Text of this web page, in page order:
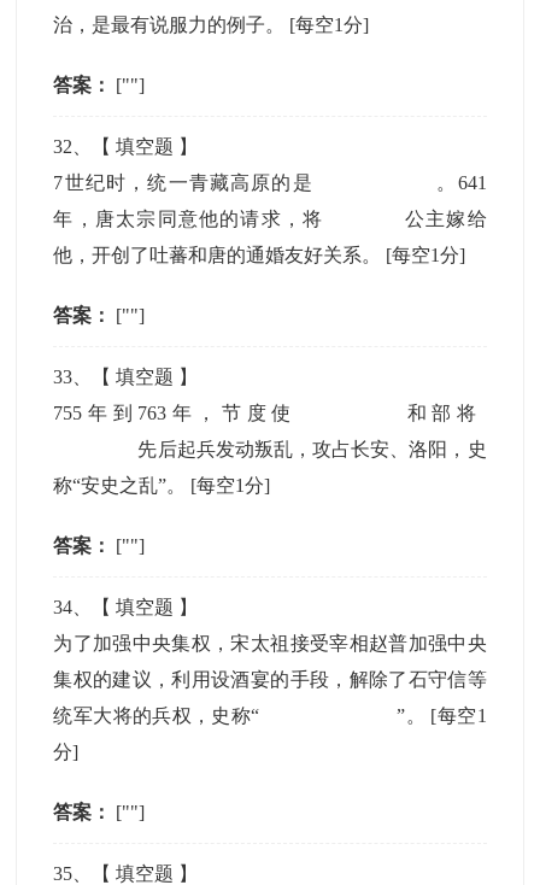
治，是最有说服力的例子。 [每空1分]
答案： [""]
32 、【填空题 】
7世纪时，统一青藏高原的是
。641
年，唐太宗同意他的请求，将
公主嫁给
他，开创了吐蕃和唐的通婚友好关系。 [每空1分]
答案： [""]
33 、【填空题 】
755年到763年，节度使
和部将
先后起兵发动叛乱，攻占长安、洛阳，史
称“安史之乱”。 [每空1分]
答案： [""]
34 、【填空题 】
为了加强中央集权，宋太祖接受宰相赵普加强中央
集权的建议，利用设酒宴的手段，解除了石守信等
统军大将的兵权，史称“
”。 [每空1
分]
答案： [""]
35 、【填空题 】